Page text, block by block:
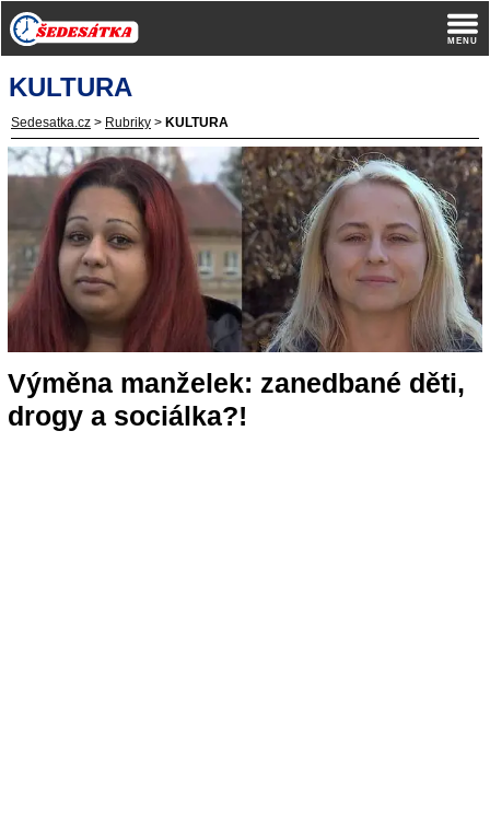
KULTURA
Sedesatka.cz > Rubriky > KULTURA
Výměna manželek: zanedbané děti,
drogy a sociálka?!